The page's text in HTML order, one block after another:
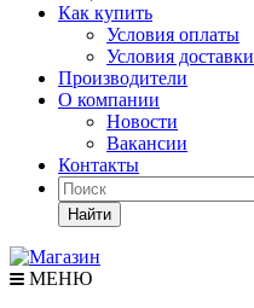
Как купить
Условия оплаты
Условия доставки
Производители
О компании
Новости
Вакансии
Контакты
Найти
МЕНЮ